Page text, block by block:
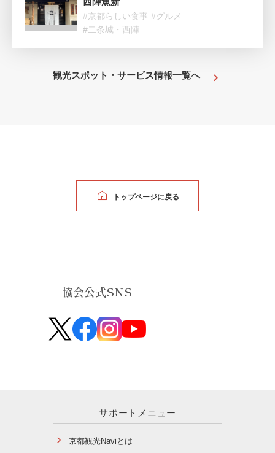
#京都らしい食事 #グルメ
#二条城・西陣
観光スポット・サービス情報一覧へ
トップページに戻る
協会公式SNS
サポートメニュー
京都観光Naviとは